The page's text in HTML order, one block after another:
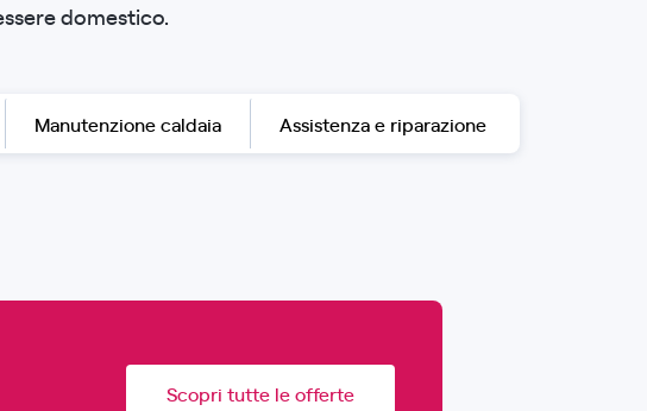
domestico.
Manutenzione caldaia Assistenza e riparazione
Scopri tutte le offerte